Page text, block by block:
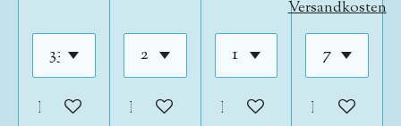
In den WarenkorbIn den WarenkorbIn den Warenkorb
Versandkosten
In den